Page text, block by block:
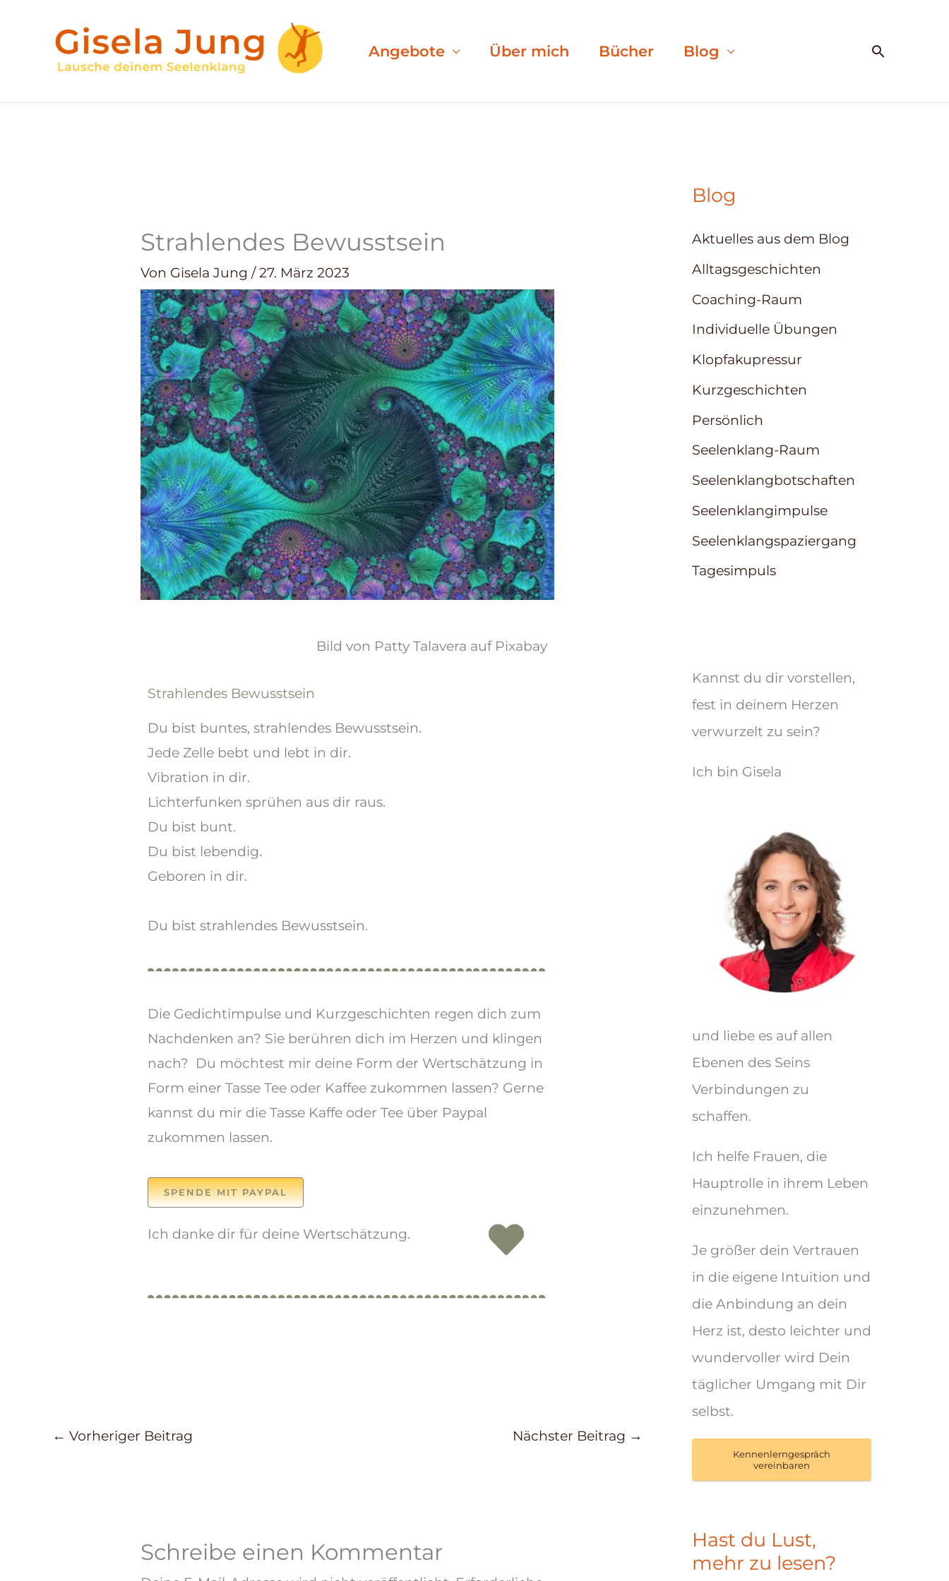
springen
Angebote Über mich Bücher Blog Suchen
Strahlendes Bewusstsein
Von Gisela Jung /27. März 2023
Bild von Patty Talavera auf Pixabay
Strahlendes Bewusstsein
Du bist buntes, strahlendes Bewusstsein.
Jede Zelle bebt und lebt in dir.
Vibration in dir.
Lichterfunken sprühen aus dir raus.
Du bist bunt.
Du bist lebendig.
Geboren in dir.
Du bist strahlendes Bewusstsein.
Die Gedichtimpulse und Kurzgeschichten regen dich zum
Nachdenken an? Sie berühren dich im Herzen und klingen
nach? Du möchtest mir deine Form der Wertschätzung in
Form einer Tasse Tee oder Kaffee zukommen lassen? Gerne
kannst du mir die Tasse Kaffe oder Tee über Paypal
zukommen lassen.
SPENDE MIT PAYPAL
Ich danke dir für deine Wertschätzung.
← Vorheriger Beitrag Nächster Beitrag →
Schreibe einen Kommentar
Blog
Aktuelles aus dem Blog
Alltagsgeschichten
Coaching-Raum
Individuelle Übungen
Klopfakupressur
Kurzgeschichten
Persönlich
Seelenklang-Raum
Seelenklangbotschaften
Seelenklangimpulse
Seelenklangspaziergang
Tagesimpuls
Kannst du dir vorstellen,
fest in deinem Herzen
verwurzelt zu sein?
Ich bin Gisela
und liebe es auf allen
Ebenen des Seins
Verbindungen zu
schaffen.
Ich helfe Frauen, die
Hauptrolle in ihrem Leben
einzunehmen.
Je größer dein Vertrauen
in die eigene Intuition und
die Anbindung an dein
Herz ist, desto leichter und
wundervoller wird Dein
täglicher Umgang mit Dir
selbst.
Kennenlerngespräch
vereinbaren
Hast du Lust,
mehr zu lesen?